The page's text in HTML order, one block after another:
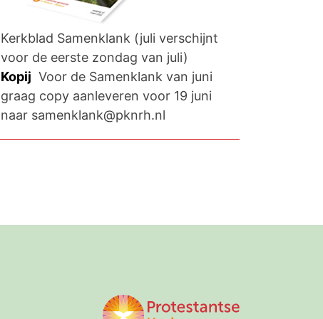
Kerkblad Samenklank (juli verschijnt
voor de eerste zondag van juli)
Kopij Voor de Samenklank van juni
graag copy aanleveren voor 19 juni
naar samenklank@pknrh.nl